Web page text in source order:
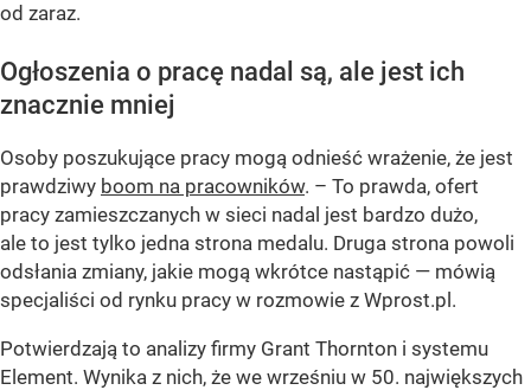
od zaraz.
Ogłoszenia o pracę nadal są, ale jest ich
znacznie mniej
Osoby poszukujące pracy mogą odnieść wrażenie, że jest
prawdziwy boom na pracowników. – To prawda, ofert
pracy zamieszczanych w sieci nadal jest bardzo dużo,
ale to jest tylko jedna strona medalu. Druga strona powoli
odsłania zmiany, jakie mogą wkrótce nastąpić — mówią
specjaliści od rynku pracy w rozmowie z Wprost.pl.
Potwierdzają to analizy firmy Grant Thornton i systemu
Element. Wynika z nich, że we wrześniu w 50. największych